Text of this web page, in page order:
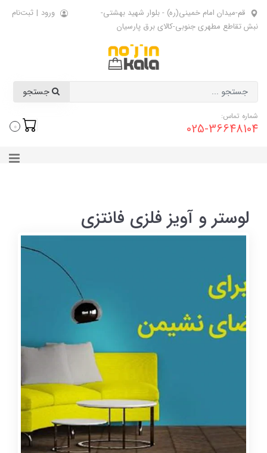
قم-میدان امام خمینی(ره) - بلوار شهید بهشتی-
نبش تقاطع مطهری جنوبی-کالای برق پارسیان
ورود | ثبت‌نام
شماره تماس:
025-36648104
0
لوستر و آویز فلزی فانتزی